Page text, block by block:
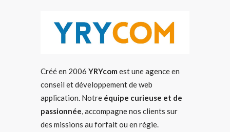
Créé en 2006 YRYcom est une agence en
conseil et développement de web
application. Notre équipe curieuse et de
passionnée, accompagne nos clients sur
des missions au forfait ou en régie.